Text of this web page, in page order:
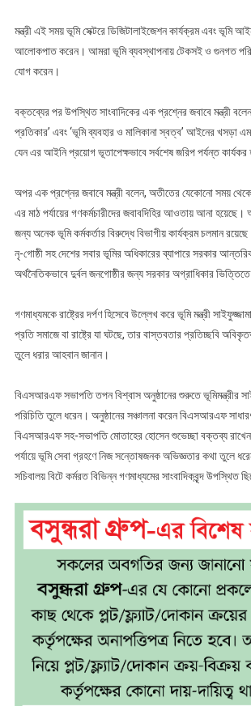
মন্ত্রী এই সময় ভূমি সেক্টরে ডিজিটালাইজেশন কার্যক্রম এবং ভূমি
আলোকপাত করেন। আমরা ভূমি ব্যবস্থাপনায় টেকসই ও গুনগত
যোগ করেন।
বক্তব্যের পর উপস্থিত সাংবাদিকের এক প্রশ্নের জবাবে মন্ত্রী
প্রতিকার’ এবং ‘ভূমি ব্যবহার ও মালিকানা স্বত্ব’ আইনের খসড়া
যেন এর আইনি প্রয়োগ ভূতাপেক্ষভাবে সর্বশেষ জরিপ পর্যন্ত কার্যকর
অপর এক প্রশ্নের জবাবে মন্ত্রী বলেন, অতীতের যেকোনো সময়
এর মাঠ পর্যায়ের গণকর্মচারীদের জবাবদিহির আওতায় আনা হয়েছে।
জন্য অনেক ভূমি কর্মকর্তার বিরুদ্ধে বিভাগীয় কার্যক্রম চলমান
নৃ-গোষ্ঠী সহ দেশের সবার ভূমির অধিকারের ব্যাপারে সরকার
অর্থনৈতিকভাবে দুর্বল জনগোষ্ঠীর জন্য সরকার অগ্রাধিকার
গণমাধ্যমকে রাষ্ট্রের দর্পণ হিসেবে উল্লেখ করে ভূমি মন্ত্রী
প্রতি সমাজে বা রাষ্ট্রে যা ঘটছে, তার বাস্তবতার প্রতিচ্ছবি
তুলে ধরার আহবান জানান।
বিএসআরএফ সভাপতি তপন বিশ্বাস অনুষ্ঠানের শুরুতে ভূমিমন্ত্রীর
পরিচিতি তুলে ধরেন। অনুষ্ঠানের সঞ্চালনা করেন বিএসআরএফ
বিএসআরএফ সহ-সভাপতি মোতাহের হোসেন শুভেচ্ছা বক্তব্য
পর্যায়ে ভূমি সেবা গ্রহণে নিজ সন্তোষজনক অভিজ্ঞতার কথা তুলে
সচিবালয় বিটে কর্মরত বিভিন্ন গণমাধ্যমের সাংবাদিকবৃন্দ উপস্থিত